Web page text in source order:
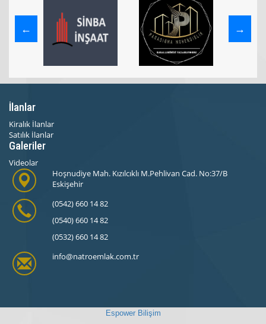
← →
İlanlar
Kiralık İlanlar
Satılık İlanlar
Galeriler
Videolar
Hoşnudiye Mah. Kızılcıklı M.Pehlivan Cad. No:37/B
Eskişehir
(0542) 660 14 82
(0540) 660 14 82
(0532) 660 14 82
info@natroemlak.com.tr
Espower Bilişim